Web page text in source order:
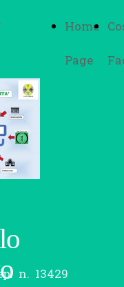
Home
Page
n. 13429